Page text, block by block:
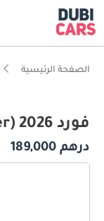
الصفحة الرئيسية
فورد F 150 XLT 3.5L (5 Seater) 2026
درهم 189,000